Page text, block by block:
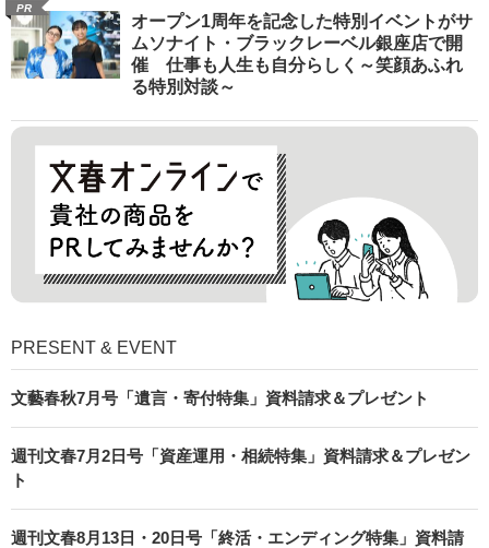
PR
オープン1周年を記念した特別イベントがサ
ムソナイト・ブラックレーベル銀座店で開
催 仕事も人生も自分らしく～笑顔あふれ
る特別対談～
PRESENT & EVENT
文藝春秋7月号「遺言・寄付特集」資料請求＆プレゼント
週刊文春7月2日号「資産運用・相続特集」資料請求＆プレゼン
ト
週刊文春8月13日・20日号「終活・エンディング特集」資料請